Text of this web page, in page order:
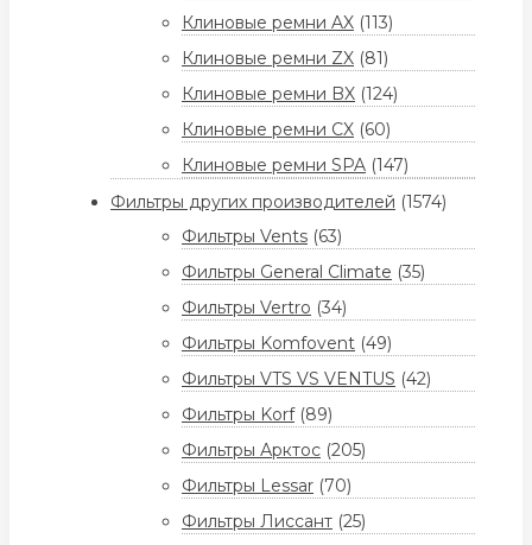
Клиновые ремни AX (113)
Клиновые ремни ZX (81)
Клиновые ремни BX (124)
Клиновые ремни CX (60)
Клиновые ремни SPA (147)
Фильтры других производителей (1574)
Фильтры Vents (63)
Фильтры General Climate (35)
Фильтры Vertro (34)
Фильтры Komfovent (49)
Фильтры VTS VS VENTUS (42)
Фильтры Korf (89)
Фильтры Арктос (205)
Фильтры Lessar (70)
Фильтры Лиссант (25)